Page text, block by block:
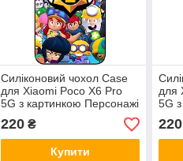
Силіконовий чохол Case
для Xiaomi Poco X6 Pro
5G з картинкою Персонажі
Бравл
220₴
Купити
для
5G
220